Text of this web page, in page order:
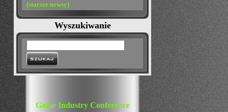
(starsze newsy)
Wyszukiwanie
Game Industry Conference